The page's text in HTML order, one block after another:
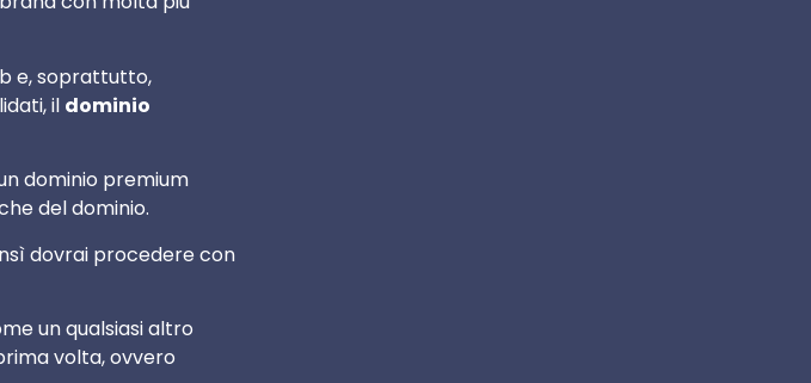
e, soprattutto,
il dominio
dominio premium
del dominio.
dovrai procedere con
un qualsiasi altro
volta, ovvero